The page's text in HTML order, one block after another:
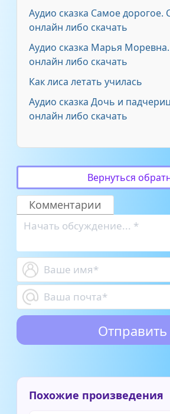
Аудио сказка Самое дорогое.
онлайн либо скачать
Аудио сказка Марья
онлайн либо скачать
Как лиса летать училась
Аудио сказка Дочь и
онлайн либо скачать
Вернуться
Комментарии
Похожие произведения